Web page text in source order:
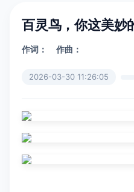
百灵鸟，你这美妙
作词： 作曲：
2026-03-30 11:26:05